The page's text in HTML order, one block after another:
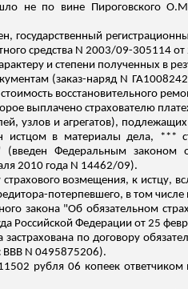
не по вине ПироговскогоО.М.
государственный
средства N 2003/09-305114 от
и степени полученных в
(заказ-наряд N
восстановительного
выплачено страхователю
узлов и агрегатов),
истцом в материалы дела, ***
(введен Федеральным
2010 года N 14462/09).
возмещения, к истцу,
потерпевшего, в том
закона "Об обязательном
Российской Федерации от 25
застрахована по договору
ВВВ N 0495875206).
рубля 06 копеек